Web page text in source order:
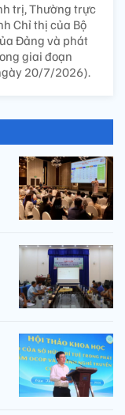
trị, Thường trực
Chỉ thị của Bộ
Đảng và phát
giai đoạn
20/7/2026).